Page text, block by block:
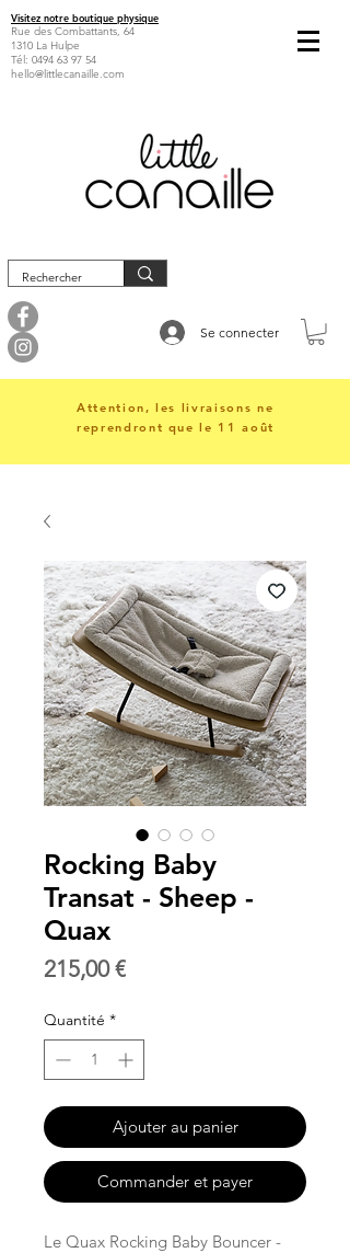
Visitez notre boutique physique
Rue des Combattants, 64
1310 La Hulpe
Tél: 0494 63 97 54
hello@littlecanaille.com
Se connecter
Attention, les livraisons ne
reprendront que le 11 août
Rocking Baby
Transat - Sheep -
Quax
215,00 €Prix
Quantité *
Ajouter au panier
Commander et payer
Le Quax Rocking Baby Bouncer -